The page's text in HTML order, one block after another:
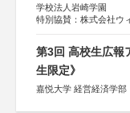
学校法人岩崎学園
特別協賛：株式会社ウ
第3回 高校生広報
生限定》
嘉悦大学 経営経済学部